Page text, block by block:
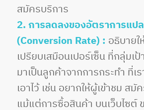
สมัครบริการ
2. การลดลงของอัตราการแป
(Conversion Rate) : อธิบาย
เปรียบเสมือนเปอร์เซ็น ที่กลุ่มเ
มาเป็นลูกค้าจากการกระทำ ที่เ
เอาไว้ เช่น อยากให้ผู้เข้าชม ส
แม้แต่การซื้อสินค้า บนเว็บไซ